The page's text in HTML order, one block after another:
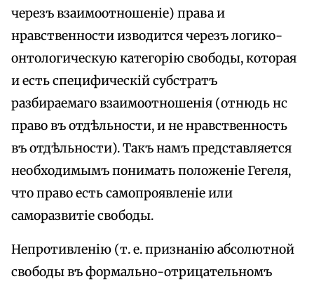
черезъ взаимоотношеніе) права и
нравственности изводится черезъ логико-
онтологическую категорію свободы, которая
и есть специфическій субстратъ
разбираемаго взаимоотношенія (отнюдь нс
право въ отдѣльности, и не нравственность
въ отдѣльности). Такъ намъ представляется
необходимымъ понимать положеніе Гегеля,
что право есть самопроявленіе или
саморазвитіе свободы.
Непротивленію (т. е. признанію абсолютной
свободы въ формально-отрицательномъ